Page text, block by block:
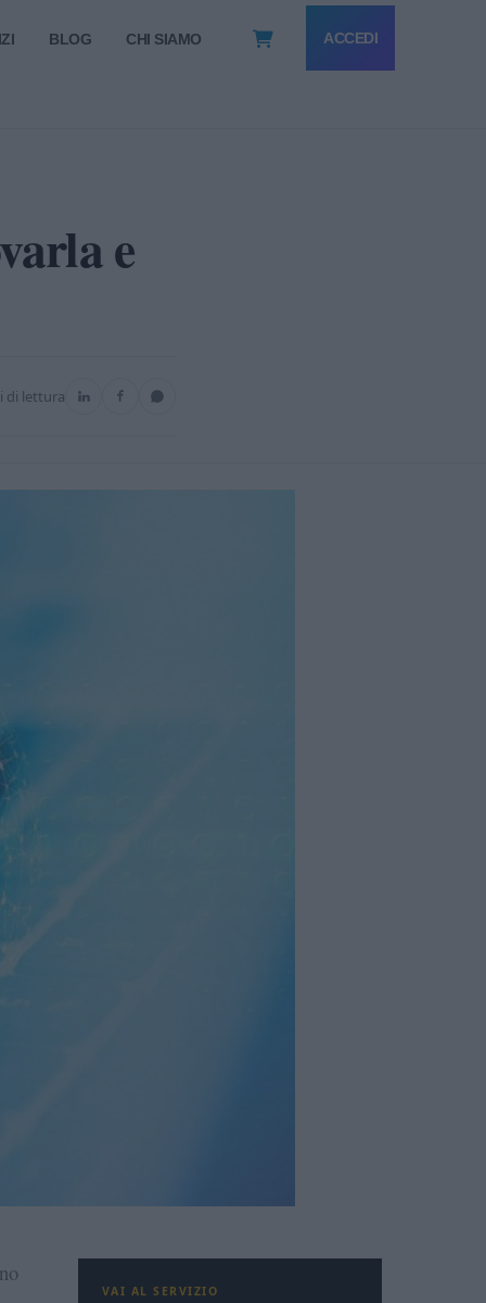
BLOG CHI SIAMO ACCEDI
e
di lettura
VAI AL SERVIZIO